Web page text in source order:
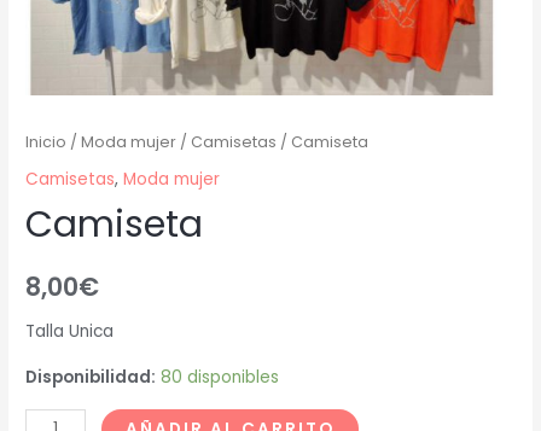
Inicio /Moda mujer / Camisetas / Camiseta
Camisetas,Moda mujer
Camiseta
8,00€
Talla Unica
Disponibilidad: 80 disponibles